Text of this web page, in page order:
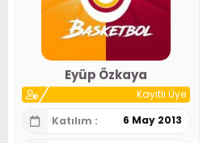
Eyüp Özkaya
Kayıtlı Üye
Katılım
6 May 2013